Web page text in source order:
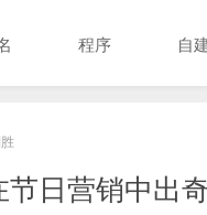
程序 自
日营销中出